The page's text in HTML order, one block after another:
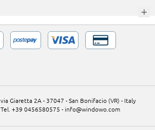
via Giaretta 2A - 37047 - San Bonifacio (VR) - Italy
Tel. +39 0456580575 - info@windowo.com